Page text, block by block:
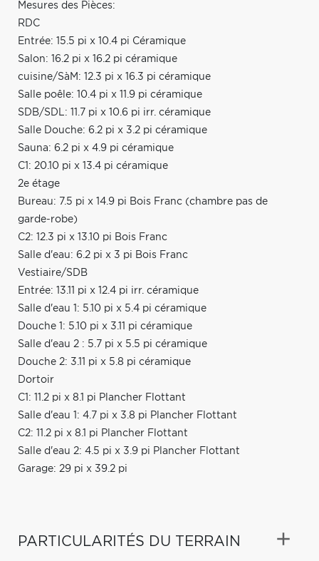
Mesures des Pièces:
RDC
Entrée: 15.5 pi x 10.4 pi Céramique
Salon: 16.2 pi x 16.2 pi céramique
cuisine/SàM: 12.3 pi x 16.3 pi céramique
Salle poêle: 10.4 pi x 11.9 pi céramique
SDB/SDL: 11.7 pi x 10.6 pi irr. céramique
Salle Douche: 6.2 pi x 3.2 pi céramique
Sauna: 6.2 pi x 4.9 pi céramique
C1: 20.10 pi x 13.4 pi céramique
2e étage
Bureau: 7.5 pi x 14.9 pi Bois Franc (chambre pas de
garde-robe)
C2: 12.3 pi x 13.10 pi Bois Franc
Salle d'eau: 6.2 pi x 3 pi Bois Franc
Vestiaire/SDB
Entrée: 13.11 pi x 12.4 pi irr. céramique
Salle d'eau 1: 5.10 pi x 5.4 pi céramique
Douche 1: 5.10 pi x 3.11 pi céramique
Salle d'eau 2 : 5.7 pi x 5.5 pi céramique
Douche 2: 3.11 pi x 5.8 pi céramique
Dortoir
C1: 11.2 pi x 8.1 pi Plancher Flottant
Salle d'eau 1: 4.7 pi x 3.8 pi Plancher Flottant
C2: 11.2 pi x 8.1 pi Plancher Flottant
Salle d'eau 2: 4.5 pi x 3.9 pi Plancher Flottant
Garage: 29 pi x 39.2 pi
PARTICULARITÉS DU TERRAIN